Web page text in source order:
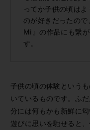
ってか子供の頃は
のが好きだったの
Mi』の作品にも繋
す。
子供の頃の体験という
いているものです。ふ
分には何もかも新鮮に
遊びに思いを馳せると